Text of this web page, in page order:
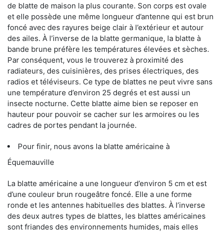
de blatte de maison la plus courante. Son corps est ovale
et elle possède une même longueur d’antenne qui est brun
foncé avec des rayures beige clair à l’extérieur et autour
des ailes. À l’inverse de la blatte germanique, la blatte à
bande brune préfère les températures élevées et sèches.
Par conséquent, vous le trouverez à proximité des
radiateurs, des cuisinières, des prises électriques, des
radios et téléviseurs. Ce type de blattes ne peut vivre sans
une température d’environ 25 degrés et est aussi un
insecte nocturne. Cette blatte aime bien se reposer en
hauteur pour pouvoir se cacher sur les armoires ou les
cadres de portes pendant la journée.
Pour finir, nous avons la blatte américaine à
Équemauville
La blatte américaine a une longueur d’environ 5 cm et est
d’une couleur brun rougeâtre foncé. Elle a une forme
ronde et les antennes habituelles des blattes. À l’inverse
des deux autres types de blattes, les blattes américaines
sont friandes des environnements humides, mais elles